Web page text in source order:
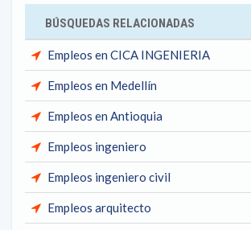
BÚSQUEDAS RELACIONADAS
Empleos en CICA INGENIERIA
Empleos en Medellín
Empleos en Antioquia
Empleos ingeniero
Empleos ingeniero civil
Empleos arquitecto